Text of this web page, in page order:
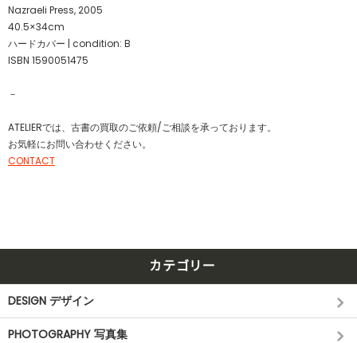
Nazraeli Press, 2005
40.5×34cm
ハードカバー | condition: B
ISBN 1590051475
－
ATELIERでは、古書の買取のご依頼/ご相談を承っております。
お気軽にお問い合わせください。
CONTACT
カテゴリー
DESIGN デザイン
PHOTOGRAPHY 写真集